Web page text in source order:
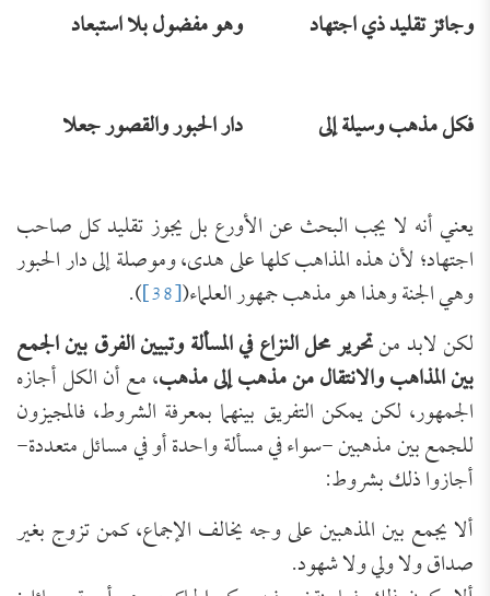
وجائز تقليد ذي اجتهاد
وهو مفضول بلا استبعاد
فكل مذهب وسيلة إلى دار الحبور والقصور جعلا
يعني أنه لا يجب البحث عن الأورع بل يجوز تقليد كل صاحب
اجتهاد؛ لأن هذه المذاهب كلها على هدى، وموصلة إلى دار الحبور
وهي الجنة وهذا هو مذهب جمهور العلماء([38]
).
لكن لابد منتحرير محل النزاع في المسألة وتبيين الفرق بين الجمع
بين المذاهب والانتقال من مذهب إلى مذهب، مع أن الكل أجازه
الجمهور، لكن يمكن التفريق بينهما بمعرفة الشروط، فالمجيزون
للجمع بين مذهبين -سواء في مسألة واحدة أو في مسائل متعددة-
أجازوا ذلك بشروط:
ألا يجمع بين المذهبين على وجه يخالف الإجماع، كمن تزوج بغير
صداق ولا ولي ولا شهود.